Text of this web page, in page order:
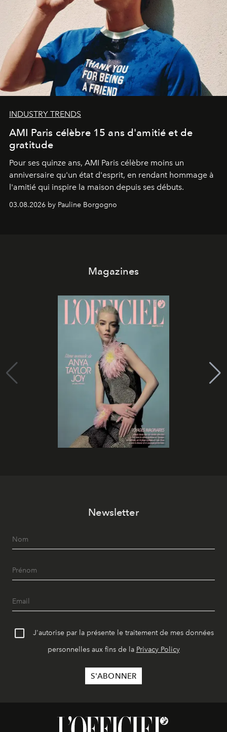
INDUSTRY TRENDS
AMI Paris célèbre 15 ans d'amitié et de
gratitude
Pour ses quinze ans, AMI Paris célèbre moins un
anniversaire qu'un état d'esprit, en rendant hommage à
l'amitié qui inspire la maison depuis ses débuts.
03.08.2026 by Pauline Borgogno
Magazines
Newsletter
J'autorise par la présente le traitement de mes données
personnelles aux fins de la Privacy Policy